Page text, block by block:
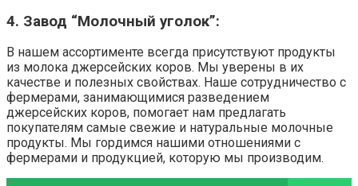
4. Завод “Молочный уголок”:
В нашем ассортименте всегда присутствуют продукты
из молока джерсейских коров. Мы уверены в их
качестве и полезных свойствах. Наше сотрудничество с
фермерами, занимающимися разведением
джерсейских коров, помогает нам предлагать
покупателям самые свежие и натуральные молочные
продукты. Мы гордимся нашими отношениями с
фермерами и продукцией, которую мы производим.